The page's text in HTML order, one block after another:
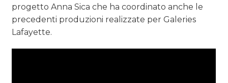
progetto Anna Sica che ha coordinato anche le
precedenti produzioni realizzate per Galeries
Lafayette.